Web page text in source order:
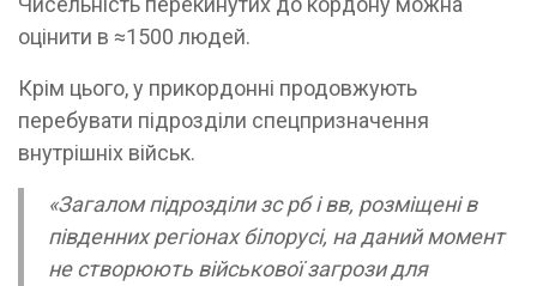
оцінити в ≈1500 людей.
Крім цього, у прикордонні продовжують
перебувати підрозділи спецпризначення
внутрішніх військ.
«Загалом підрозділи зс рб і вв, розміщені в
південних регіонах білорусі, на даний момент
не створюють військової загрози для